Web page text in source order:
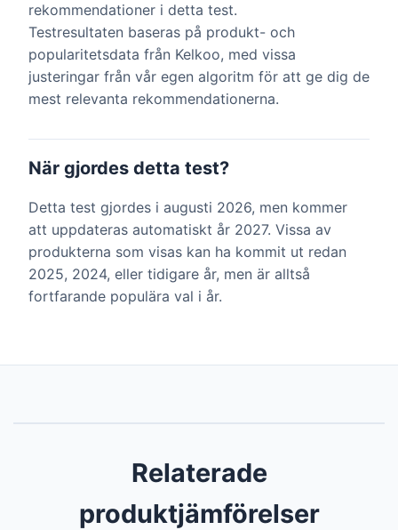
rekommendationer i detta test.
Testresultaten baseras på produkt- och
popularitetsdata från Kelkoo, med vissa
justeringar från vår egen algoritm för att ge dig de
mest relevanta rekommendationerna.
När gjordes detta test?
Detta test gjordes i augusti 2026, men kommer
att uppdateras automatiskt år 2027. Vissa av
produkterna som visas kan ha kommit ut redan
2025, 2024, eller tidigare år, men är alltså
fortfarande populära val i år.
Relaterade
produktjämförelser